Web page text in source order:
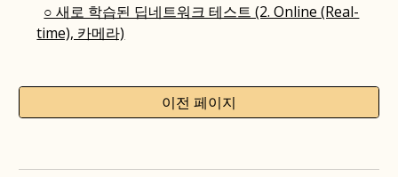
○ 새로 학습된 딥네트워크 테스트 (2. Online (Real-
time), 카메라)
이전 페이지